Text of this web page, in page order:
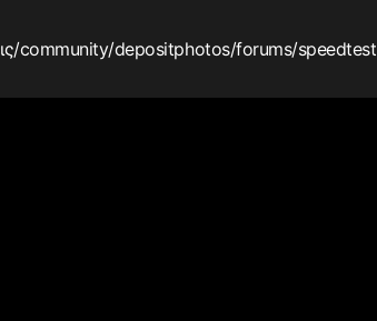
/community/depositphotos/forums/speedtest